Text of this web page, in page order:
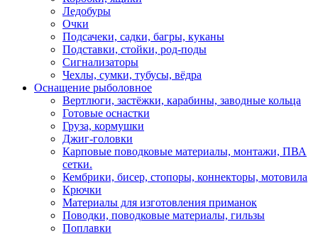
Ледобуры
Очки
Подсачеки, садки, багры, куканы
Подставки, стойки, род-поды
Сигнализаторы
Чехлы, сумки, тубусы, вёдра
Оснащение рыболовное
Вертлюги, застёжки, карабины, заводные кольца
Готовые оснастки
Груза, кормушки
Джиг-головки
Карповые поводковые материалы, монтажи, ПВА
сетки.
Кембрики, бисер, стопоры, коннекторы, мотовила
Крючки
Материалы для изготовления приманок
Поводки, поводковые материалы, гильзы
Поплавки